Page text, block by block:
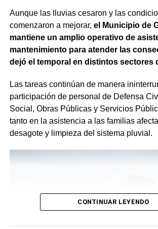
Aunque las lluvias cesaron y las
comenzaron a mejorar, el Municipio de
mantiene un amplio operativo de
mantenimiento para atender las
dejó el temporal en distintos sectores
Las tareas continúan de manera
participación de personal de Defensa
Social, Obras Públicas y Servicios
tanto en la asistencia a las familias
desagote y limpieza del sistema pluvial.
CONTINUAR LEYENDO